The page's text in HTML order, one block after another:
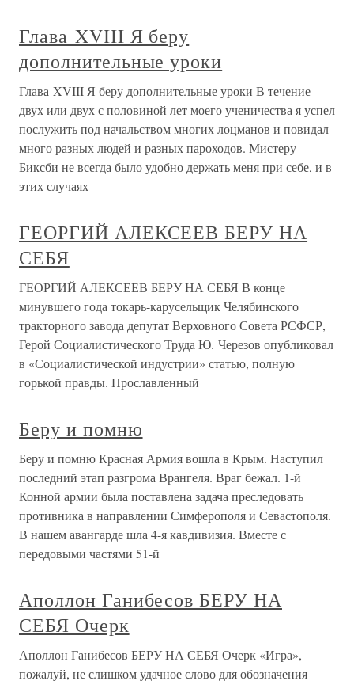
Глава XVIII Я беру
дополнительные уроки
Глава XVIII Я беру дополнительные уроки В течение
двух или двух с половиной лет моего ученичества я успел
послужить под начальством многих лоцманов и повидал
много разных людей и разных пароходов. Мистеру
Биксби не всегда было удобно держать меня при себе, и в
этих случаях
ГЕОРГИЙ АЛЕКСЕЕВ БЕРУ НА
СЕБЯ
ГЕОРГИЙ АЛЕКСЕЕВ БЕРУ НА СЕБЯ В конце
минувшего года токарь-карусельщик Челябинского
тракторного завода депутат Верховного Совета РСФСР,
Герой Социалистического Труда Ю. Черезов опубликовал
в «Социалистической индустрии» статью, полную
горькой правды. Прославленный
Беру и помню
Беру и помню Красная Армия вошла в Крым. Наступил
последний этап разгрома Врангеля. Враг бежал. 1-й
Конной армии была поставлена задача преследовать
противника в направлении Симферополя и Севастополя.
В нашем авангарде шла 4-я кавдивизия. Вместе с
передовыми частями 51-й
Аполлон Ганибесов БЕРУ НА
СЕБЯ Очерк
Аполлон Ганибесов БЕРУ НА СЕБЯ Очерк «Игра»,
пожалуй, не слишком удачное слово для обозначения